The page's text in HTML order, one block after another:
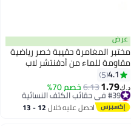
عرض
مختبر المغامرة حقيبة خصر رياضية
مقاومة للماء من أدفنتشر لاب
للرجال والنساء - حزام لياقة بدنية
خفيف الوزن مع حزام قابل للتعديل،
وجيب عاكس للضوء للجري، وجيب
بسحاب آمن للهاتف، مناسبة للجري،
والتمارين الرياضية، والمشي
4.1
5
د.ك‏1.79
6.13خصم 70% #39 في حقائب الكتف النسائية
أقل سعر في السنة
#39 في حقائب الكتف النسائية احصل عليه خلال 12 - 13